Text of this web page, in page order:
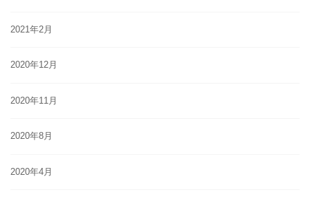
2021年2月
2020年12月
2020年11月
2020年8月
2020年4月